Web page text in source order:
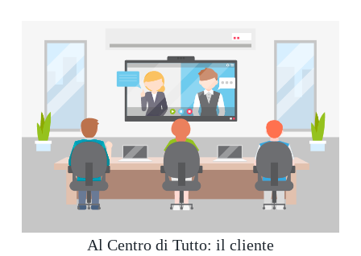
Al Centro di Tutto: il cliente